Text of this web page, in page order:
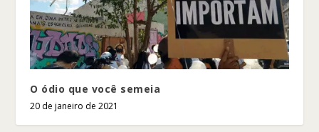
O ódio que você semeia
20 de janeiro de 2021